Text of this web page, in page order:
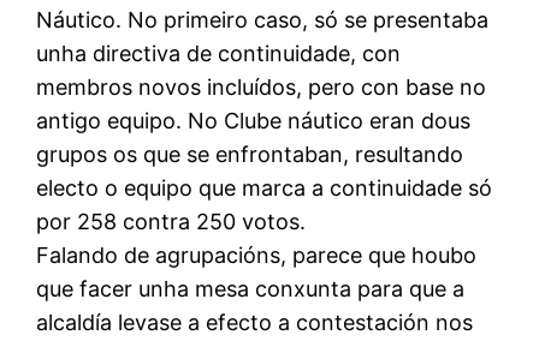
Náutico. No primeiro caso, só se presentaba
unha directiva de continuidade, con
membros novos incluídos, pero con base no
antigo equipo. No Clube náutico eran dous
grupos os que se enfrontaban, resultando
electo o equipo que marca a continuidade só
por 258 contra 250 votos.
Falando de agrupacións, parece que houbo
que facer unha mesa conxunta para que a
alcaldía levase a efecto a contestación nos